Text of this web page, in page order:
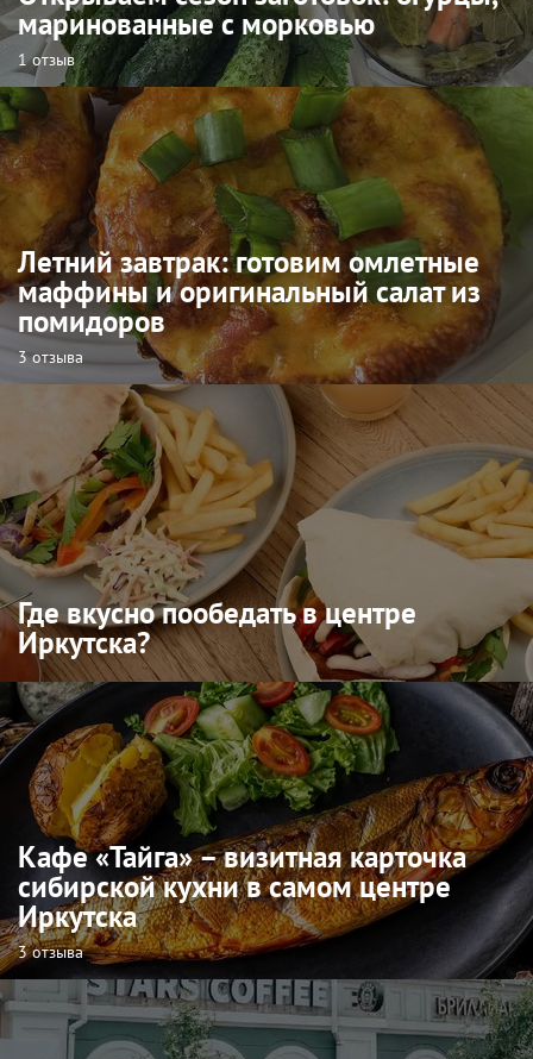
маринованные с морковью
1 отзыв
Летний завтрак: готовим омлетные
маффины и оригинальный салат из
помидоров
3 отзыва
Где вкусно пообедать в центре
Иркутска?
Кафе «Тайга» – визитная карточка
сибирской кухни в самом центре
Иркутска
3 отзыва